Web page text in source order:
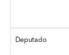
Deputado